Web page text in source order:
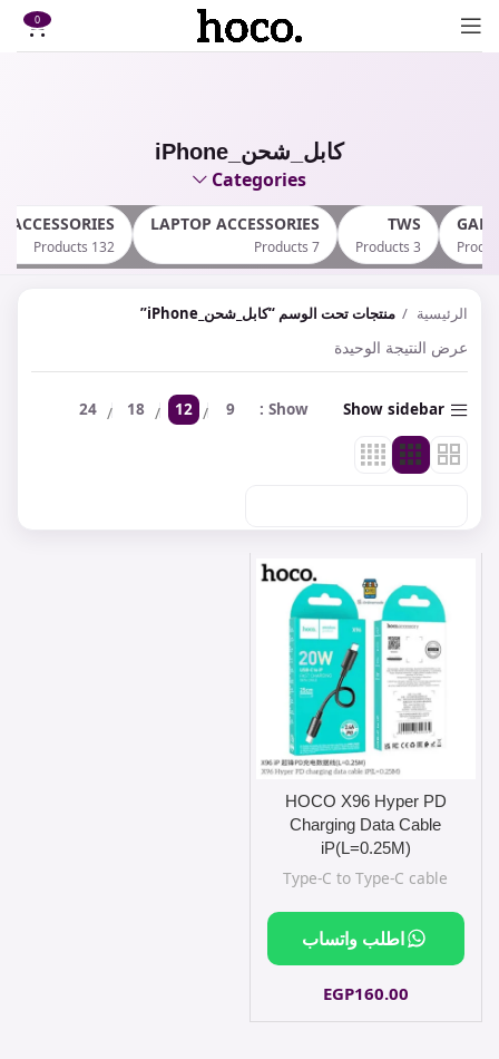
0
كابل_شحن_iPhone
Categories
TWS
3 Products
LAPTOP ACCESSORIES
7 Products
ACCESSORIES
132 Products
الرئيسية
منتجات تحت الوسم “كابل_شحن_iPhone”
عرض النتيجة الوحيدة
Show sidebar
Show
9
12
18
24
HOCO X96 Hyper PD
Charging Data Cable
iP(L=0.25M)
Type-C to Type-C cable
EGP160.00
اطلب واتساب